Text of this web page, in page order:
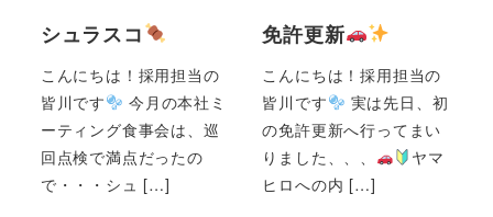
シュラスコ
こんにちは！採用担当の
皆川です
今月の本社ミ
ーティング食事会は、巡
回点検で満点だったの
で・・・シュ […]
免許更新
こんにちは！採用担当の
皆川です
実は先日、初
の免許更新へ行ってまい
りました、、、
ヤマ
ヒロへの内 […]